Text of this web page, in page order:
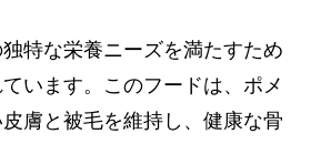
特な栄養ニーズを満たすため
います。このフードは、ポメ
膚と被毛を維持し、健康な骨